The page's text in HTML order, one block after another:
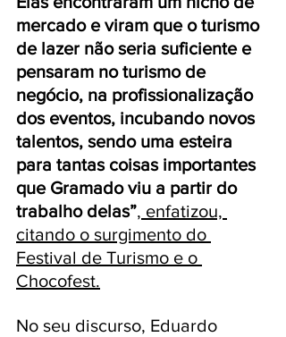
mercado e viram que o turismo
de lazer não seria suficiente e
pensaram no turismo de
negócio, na profissionalização
dos eventos, incubando novos
talentos, sendo uma esteira
para tantas coisas importantes
que Gramado viu a partir do
trabalho delas”, enfatizou,
citando o surgimento do
Festival de Turismo e o
Chocofest.
No seu discurso, Eduardo